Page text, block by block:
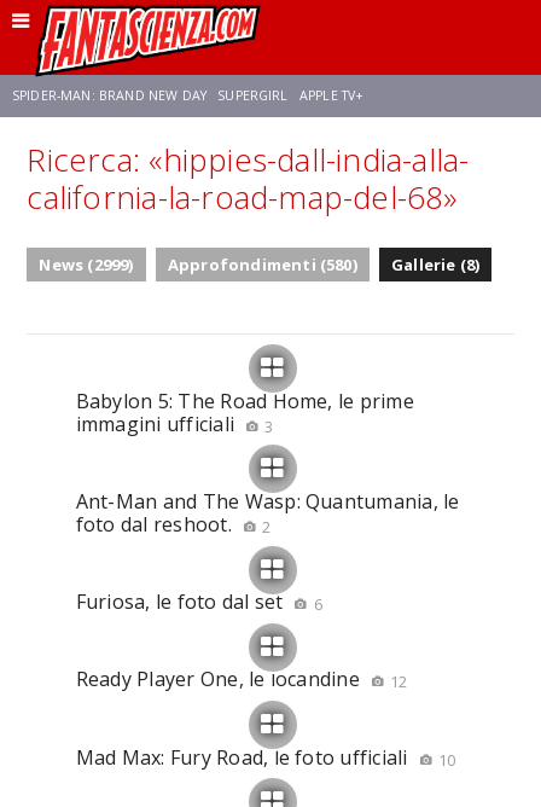
SPIDER-MAN: BRAND NEW DAY SUPERGIRL APPLE TV+
FRANCO RICCIARDIELLO ZENDAYA STAR TREK AVENGERS: DOOMSDAY
NETFLIX SADIE SINK STAR TREK: STRANGE NEW WORLDS
Ricerca: «hippies-dall-india-alla-
california-la-road-map-del-68»
News (2999) Approfondimenti (580) Gallerie (8)
Babylon 5: The Road Home, le prime
immagini ufficiali
3
Ant-Man and The Wasp: Quantumania, le
foto dal reshoot.
2
Furiosa, le foto dal set 6
Ready Player One, le locandine 12
Mad Max: Fury Road, le foto ufficiali 10